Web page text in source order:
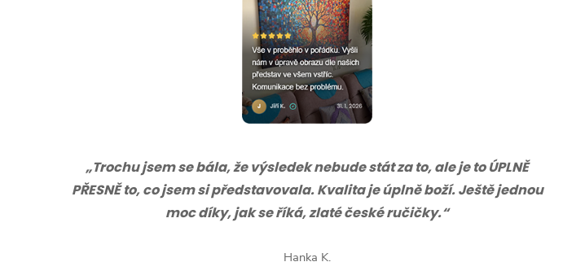
„Trochu jsem se bála, že výsledek nebude stát za to, ale je to ÚPLNĚ
PŘESNĚ to, co jsem si představovala. Kvalita je úplně boží. Ještě jednou
moc díky, jak se říká, zlaté české ručičky.“
Hanka K.